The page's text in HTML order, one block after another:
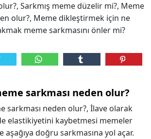
Sarkmış meme düzelir mi?, Meme
olur?, Meme dikleştirmek için ne
meme sarkmasını önler mi?
sarkması neden olur?
sarkması neden olur?, İlave olarak
elastikiyetini kaybetmesi memeler
aşağıya doğru sarkmasına yol açar.